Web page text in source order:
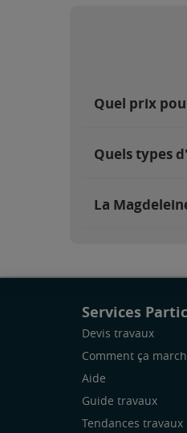
Quel prix
Quels types
La
Services
Devis travaux
Comment ça
Aide
Guide travaux
Tendances travaux